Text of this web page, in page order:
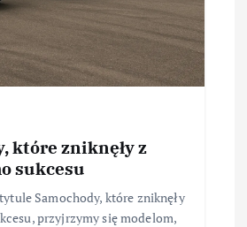
które zniknęły z
sukcesu
Samochody, które zniknęły
przyjrzymy się modelom,